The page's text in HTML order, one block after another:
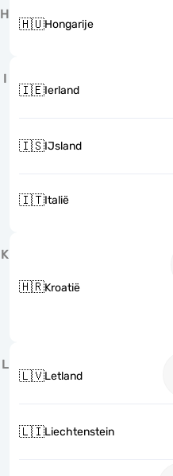
H
🇭🇺Hongarije
I
🇮🇪Ierland
🇮🇸IJsland
🇮🇹Italië
K
🇭🇷Kroatië
L
🇱🇻Letland
🇱🇮Liechtenstein